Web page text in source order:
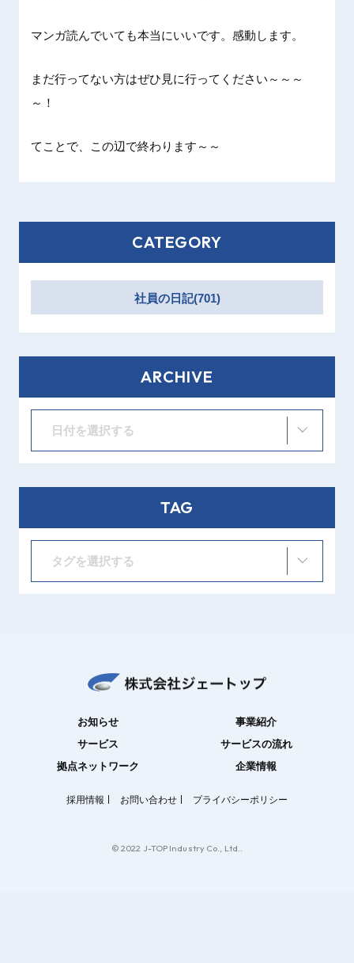
マンガ読んでいても本当にいいです。感動します。
まだ行ってない方はぜひ見に行ってください～～～
～！
てことで、この辺で終わります～～
CATEGORY
社員の日記(701)
ARCHIVE
日付を選択する
TAG
タグを選択する
お知らせ
事業紹介
サービス
サービスの流れ
拠点ネットワーク
企業情報
採用情報 お問い合わせ プライバシーポリシー
© 2022 J-TOP Industry Co., Ltd..